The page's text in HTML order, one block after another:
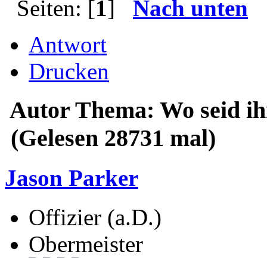
Seiten: [1] Nach unten
Antwort
Drucken
Autor Thema: Wo seid
(Gelesen 28731 mal)
Jason Parker
Offizier (a.D.)
Obermeister